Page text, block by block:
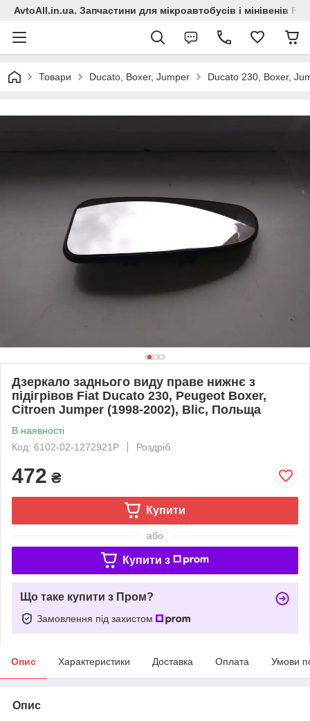
AvtoAll.in.ua. Запчастини для мікроавтобусів і мінівенів
Товари Ducato, Boxer, Jumper Ducato 230, Boxer,
Дзеркало заднього виду праве нижнє з
підігрівов Fiat Ducato 230, Peugeot Boxer,
Citroen Jumper (1998-2002), Blic, Польща
В наявності
Код: 6102-02-1272921P
Роздріб
472 ₴
Купити
або
Купити з
Що таке купити з Пром?
Замовлення під захистом
Опис Характеристики Доставка Оплата Умови
Опис